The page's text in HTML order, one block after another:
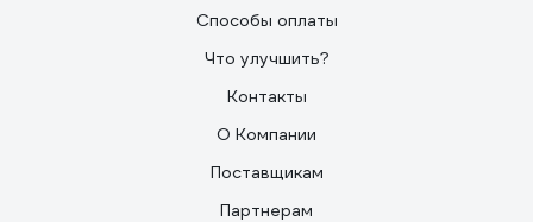
Способы оплаты
Что улучшить?
Контакты
О Компании
Поставщикам
Партнерам